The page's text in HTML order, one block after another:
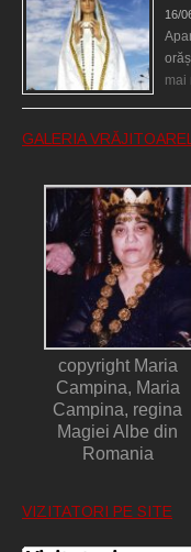
16/
mai
GALERIA
copyright Maria
Campina, Maria
Campina, regina
Magiei Albe din
Romania
VIZITATORI PE SITE